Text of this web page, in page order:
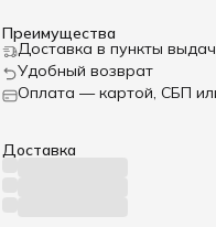
Преимущества
Доставка в пункты
Удобный возврат
Оплата — картой, СБП
Доставка